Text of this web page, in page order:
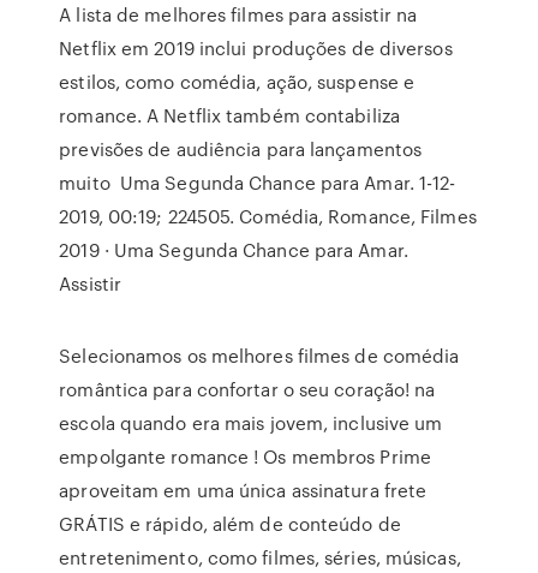
A lista de melhores filmes para assistir na
Netflix em 2019 inclui produções de diversos
estilos, como comédia, ação, suspense e
romance. A Netflix também contabiliza
previsões de audiência para lançamentos
muito Uma Segunda Chance para Amar. 1-12-
2019, 00:19; 224505. Comédia, Romance, Filmes
2019 · Uma Segunda Chance para Amar.
Assistir
Selecionamos os melhores filmes de comédia
romântica para confortar o seu coração! na
escola quando era mais jovem, inclusive um
empolgante romance ! Os membros Prime
aproveitam em uma única assinatura frete
GRÁTIS e rápido, além de conteúdo de
entretenimento, como filmes, séries, músicas,